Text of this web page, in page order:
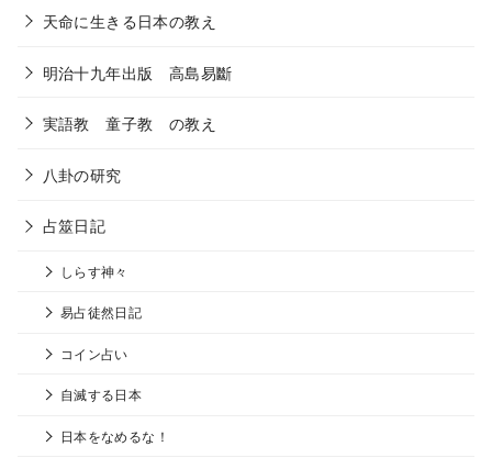
天命に生きる日本の教え
明治十九年出版 高島易斷
実語教 童子教 の教え
八卦の研究
占筮日記
しらす神々
易占徒然日記
コイン占い
自滅する日本
日本をなめるな！